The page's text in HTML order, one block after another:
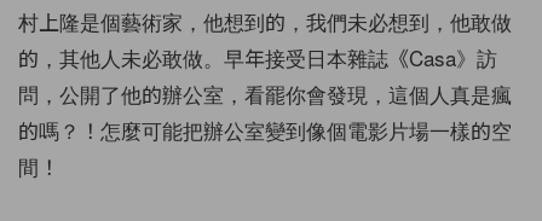
村上隆是個藝術家，他想到的，我們未必想到，他敢做
的，其他人未必敢做。早年接受日本雜誌《Casa》訪
問，公開了他的辦公室，看罷你會發現，這個人真是瘋
的嗎？！怎麼可能把辦公室變到像個電影片場一樣的空
間！